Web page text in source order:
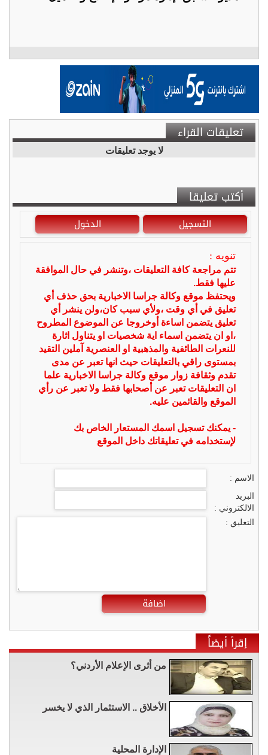
تعليقات القراء
لا يوجد تعليقات
أكتب تعليقا
التسجيل الدخول
تنويه :
تتم مراجعة كافة التعليقات ،وتنشر في حال الموافقة
عليها فقط.
ويحتفظ موقع وكالة جراسا الاخبارية بحق حذف أي
تعليق في أي وقت ،ولأي سبب كان،ولن ينشر أي
تعليق يتضمن اساءة أوخروجا عن الموضوع المطروح
،او ان يتضمن اسماء اية شخصيات او يتناول اثارة
للنعرات الطائفية والمذهبية او العنصرية آملين التقيد
بمستوى راقي بالتعليقات حيث انها تعبر عن مدى
تقدم وثقافة زوار موقع وكالة جراسا الاخبارية علما
ان التعليقات تعبر عن أصحابها فقط ولا تعبر عن رأي
الموقع والقائمين عليه.
- يمكنك تسجيل اسمك المستعار الخاص بك
لإستخدامه في تعليقاتك داخل الموقع
الاسم :
البريد
الالكتروني :
التعليق :
اضافة
إقرأ أيضاً
من أثرى الإعلام الأردني؟
الأخلاق .. الاستثمار الذي لا يخسر
الإدارة المحلية